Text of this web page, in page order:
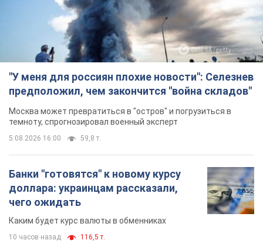
"У меня для россиян плохие новости": Селезнев
предположил, чем закончится "война складов"
Москва может превратиться в "остров" и погрузиться в
темноту, спрогнозировал военный эксперт
5.08.2026 16:00 59,8 т.
Банки "готовятся" к новому курсу
доллара: украинцам рассказали,
чего ожидать
Каким будет курс валюты в обменниках
10 часов назад 116,5 т.